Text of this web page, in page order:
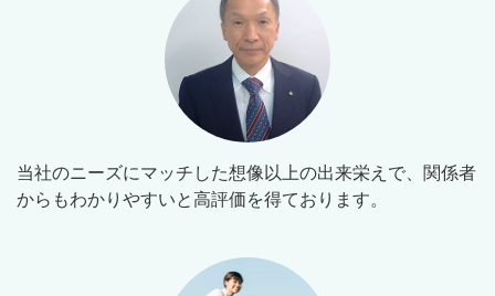
当社のニーズにマッチした想像以上の出来栄えで、関係者
からもわかりやすいと高評価を得ております。